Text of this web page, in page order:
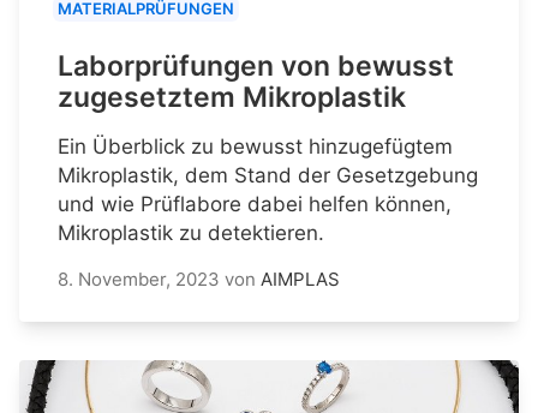
MATERIALPRÜFUNGEN
Laborprüfungen von bewusst
zugesetztem Mikroplastik
Ein Überblick zu bewusst hinzugefügtem
Mikroplastik, dem Stand der Gesetzgebung
und wie Prüflabore dabei helfen können,
Mikroplastik zu detektieren.
8. November, 2023 von AIMPLAS